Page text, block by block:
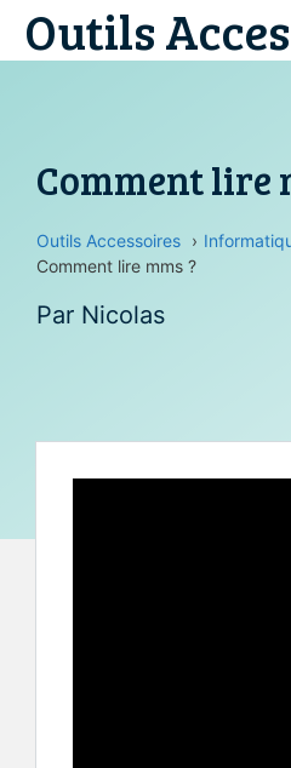
AllerOutils
Comment lire
Outils Accessoires
Comment lire mms ?
Par Nicolas